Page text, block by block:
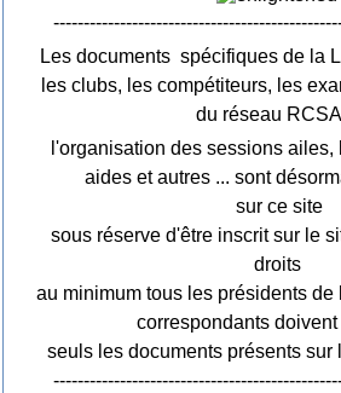
Les documents spécifiques de la
les clubs, les compétiteurs, les
du réseau
l'organisation des sessions ailes,
aides et autres ... sont
sur ce site
sous réserve d'être inscrit sur le
droits
au minimum tous les présidents
correspondants
seuls les documents présents sur